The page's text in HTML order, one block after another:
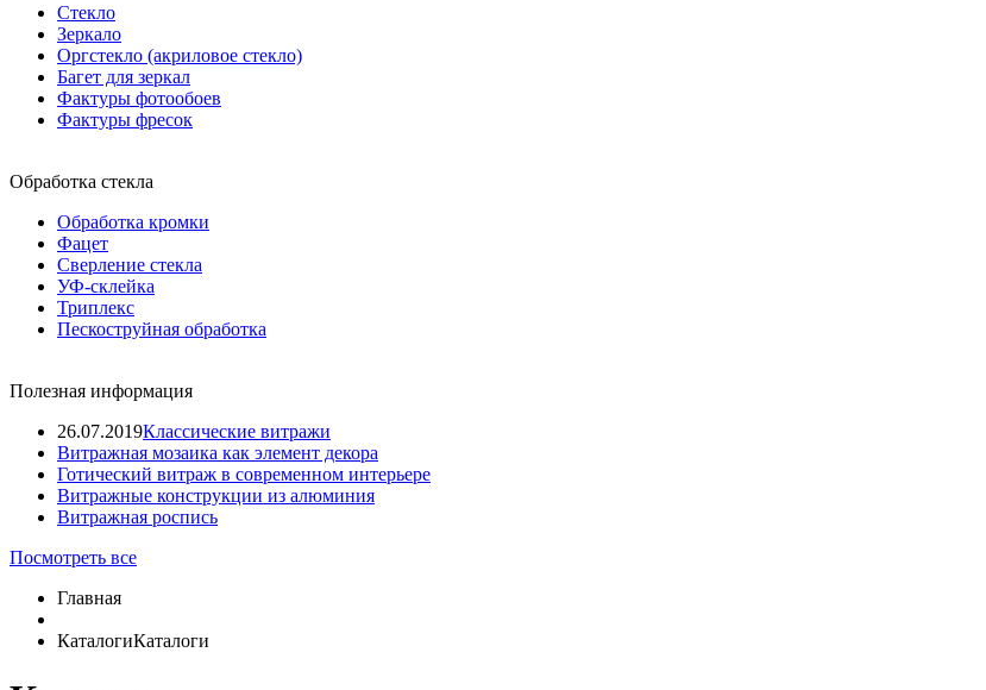
Стекло
Зеркало
Оргстекло (акриловое стекло)
Багет для зеркал
Фактуры фотообоев
Фактуры фресок
Обработка стекла
Обработка кромки
Фацет
Сверление стекла
УФ-склейка
Триплекс
Пескоструйная обработка
Полезная информация
26.07.2019Классические витражи
Витражная мозаика как элемент декора
Готический витраж в современном интерьере
Витражные конструкции из алюминия
Витражная роспись
Посмотреть все
Главная
КаталогиКаталоги